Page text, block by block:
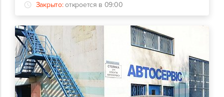
Закрыто: откроется в 09:00